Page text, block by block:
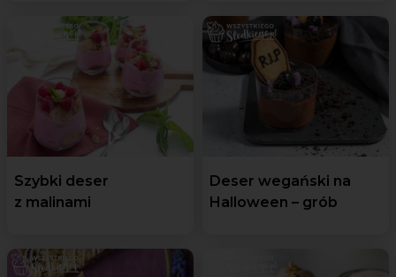
Szybki deser
z malinami
Deser wegański na
Halloween – grób